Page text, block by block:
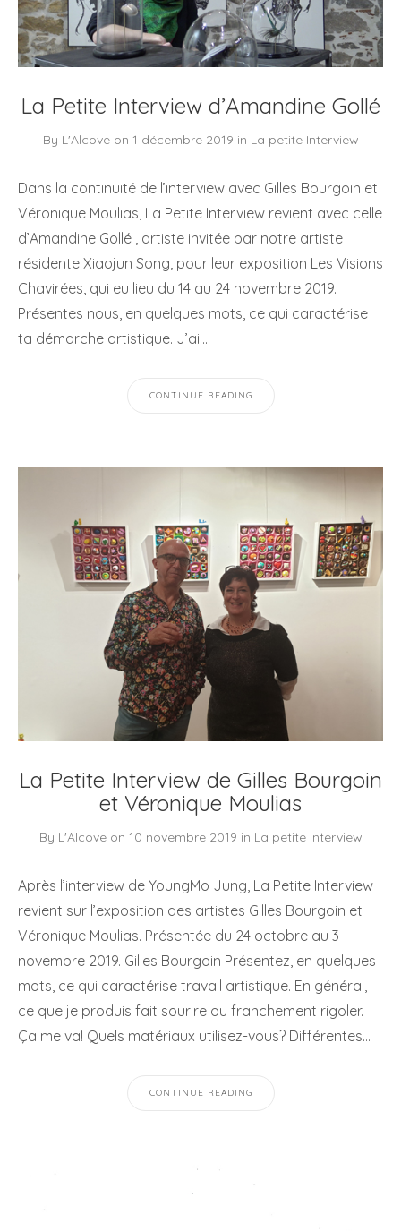
La Petite Interview d’Amandine Gollé
By L'Alcoveon 1 décembre 2019 in La petite Interview
Dans la continuité de l’interview avec Gilles Bourgoin et
Véronique Moulias, La Petite Interview revient avec celle
d’Amandine Gollé , artiste invitée par notre artiste
résidente Xiaojun Song, pour leur exposition Les Visions
Chavirées, qui eu lieu du 14 au 24 novembre 2019.
Présentes nous, en quelques mots, ce qui caractérise
ta démarche artistique. J’ai…
CONTINUE READING
La Petite Interview de Gilles Bourgoin
et Véronique Moulias
By L'Alcoveon 10 novembre 2019 in La petite Interview
Après l’interview de YoungMo Jung, La Petite Interview
revient sur l’exposition des artistes Gilles Bourgoin et
Véronique Moulias. Présentée du 24 octobre au 3
novembre 2019. Gilles Bourgoin Présentez, en quelques
mots, ce qui caractérise travail artistique. En général,
ce que je produis fait sourire ou franchement rigoler.
Ça me va! Quels matériaux utilisez-vous? Différentes…
CONTINUE READING